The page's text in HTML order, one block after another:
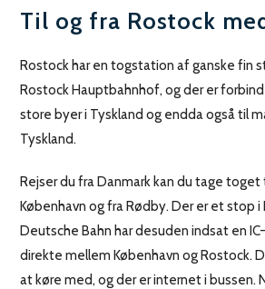
Til og fra Rostock
Rostock har en togstation af ganske fin
Rostock Hauptbahnhof, og der er
store byer i Tyskland og endda også til
Tyskland.
Rejser du fra Danmark kan du tage toget
København og fra Rødby. Der er et stop i
Deutsche Bahn har desuden indsat en
direkte mellem København og Rostock.
at køre med, og der er internet i bussen.